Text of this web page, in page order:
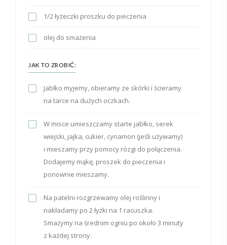
1/2 łyżeczki proszku do pieczenia
olej do smażenia
JAK TO ZROBIĆ:
Jabłko myjemy, obieramy ze skórki i ścieramy
na tarce na dużych oczkach.
W misce umieszczamy starte jabłko, serek
wiejski, jajka, cukier, cynamon (jeśli używamy)
i mieszamy przy pomocy rózgi do połączenia.
Dodajemy mąkę, proszek do pieczenia i
ponownie mieszamy.
Na patelni rozgrzewamy olej roślinny i
nakładamy po 2 łyżki na 1 racuszka.
Smażymy na średnim ogniu po około 3 minuty
z każdej strony.